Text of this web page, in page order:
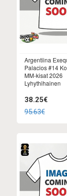
Argentiina
Palacios #14
MM-kisat 2026
Lyhythihainen
38.25€
95.63€